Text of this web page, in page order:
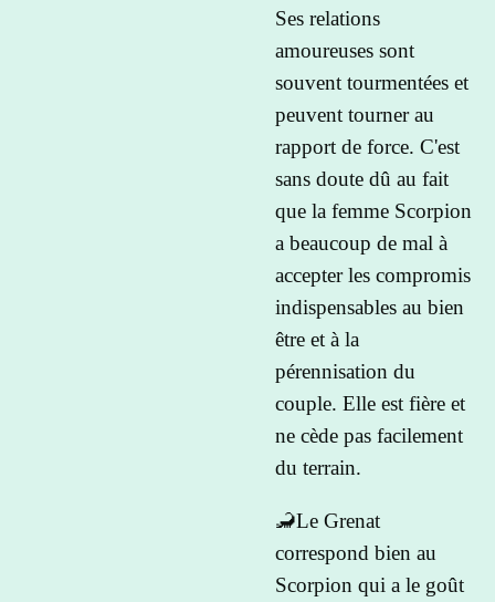
Ses relations
amoureuses sont
souvent tourmentées et
peuvent tourner au
rapport de force. C'est
sans doute dû au fait
que la femme Scorpion
a beaucoup de mal à
accepter les compromis
indispensables au bien
être et à la
pérennisation du
couple. Elle est fière et
ne cède pas facilement
du terrain.
🦂Le Grenat
correspond bien au
Scorpion qui a le goût